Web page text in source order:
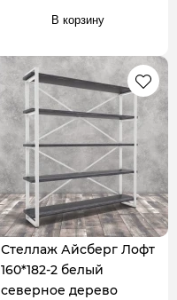
В корзину
Стеллаж Айсберг Лофт
160*182-2 белый
северное дерево